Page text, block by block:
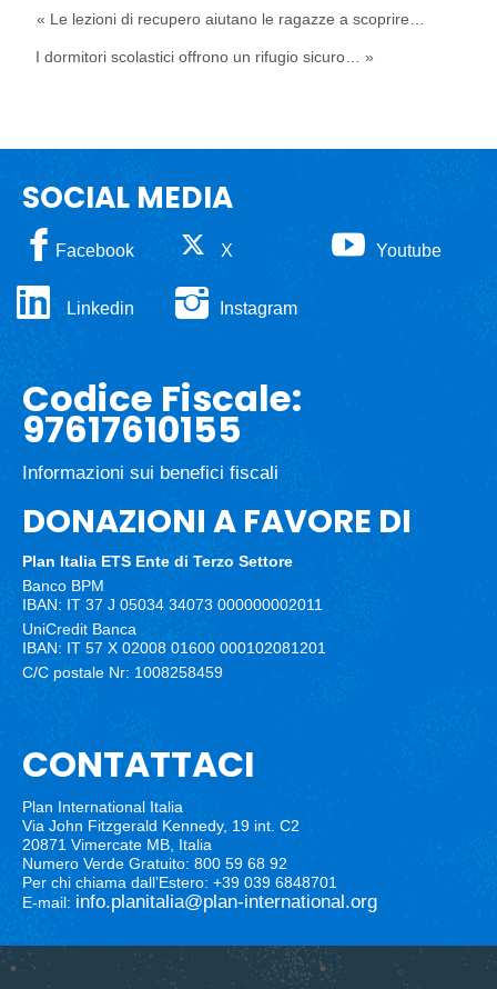
« Le lezioni di recupero aiutano le ragazze a scoprire…
I dormitori scolastici offrono un rifugio sicuro… »
SOCIAL MEDIA
Facebook X Youtube
Linkedin Instagram
Codice Fiscale:
97617610155
Informazioni sui benefici fiscali
DONAZIONI A FAVORE DI
Plan Italia ETS Ente di Terzo Settore
Banco BPM
IBAN: IT 37 J 05034 34073 000000002011
UniCredit Banca
IBAN: IT 57 X 02008 01600 000102081201
C/C postale Nr: 1008258459
CONTATTACI
Plan International Italia
Via John Fitzgerald Kennedy, 19 int. C2
20871 Vimercate MB, Italia
Numero Verde Gratuito: 800 59 68 92
Per chi chiama dall’Estero: +39 039 6848701
E-mail: info.planitalia@plan-international.org